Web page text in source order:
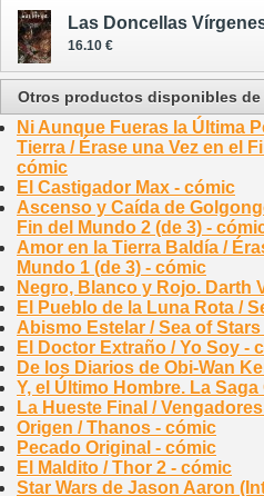
16.10 €
Otros productos disponibles
Ni Aunque Fueras la Última
Tierra / Érase una Vez en el
cómic
El Castigador Max - cómic
Ascenso y Caída de
Fin del Mundo 2 (de 3) -
Amor en la Tierra Baldía /
Mundo 1 (de 3) - cómic
Negro, Blanco y Rojo. Darth
El Pueblo de la Luna Rota /
Abismo Estelar / Sea of
El Doctor Extraño / Yo Soy -
De los Diarios de Obi-Wan
Y, el Último Hombre. La
La Hueste Final /
Origen / Thanos - cómic
Pecado Original - cómic
El Maldito / Thor 2 - cómic
Star Wars de Jason Aaron